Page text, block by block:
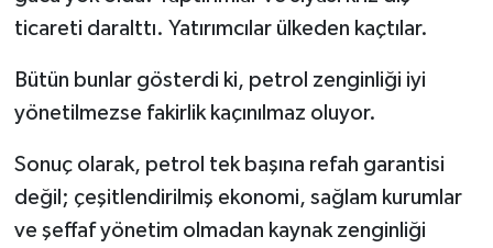
ticareti daralttı. Yatırımcılar ülkeden kaçtılar.
Bütün bunlar gösterdi ki, petrol zenginliği iyi
yönetilmezse fakirlik kaçınılmaz oluyor.
Sonuç olarak, petrol tek başına refah garantisi
değil; çeşitlendirilmiş ekonomi, sağlam kurumlar
ve şeffaf yönetim olmadan kaynak zenginliği